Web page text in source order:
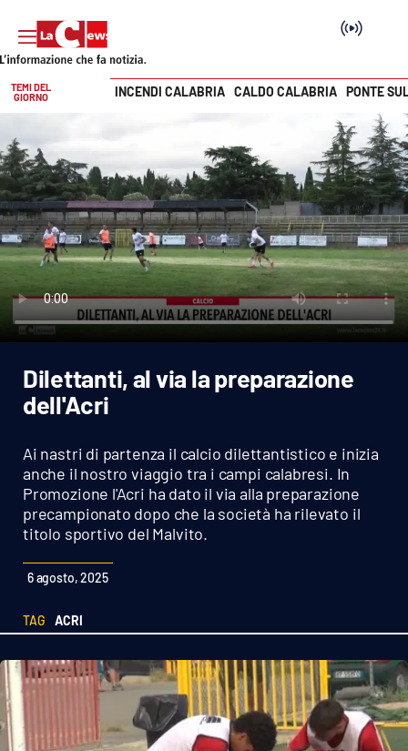
SEZIONI
Cronaca
Politica
Attualità
Economia e lavoro
Italia Mondo
Sport
Cultura
Podcast
Vai
TEMI DEL
GIORNO
INCENDI CALABRIA CALDO CALABRIA PONTE
Dilettanti, al via la preparazione
dell'Acri
Ai nastri di partenza il calcio dilettantistico e inizia
anche il nostro viaggio tra i campi calabresi. In
Promozione l'Acri ha dato il via alla preparazione
precampionato dopo che la società ha rilevato il
titolo sportivo del Malvito.
6 agosto, 2025
TAG ACRI